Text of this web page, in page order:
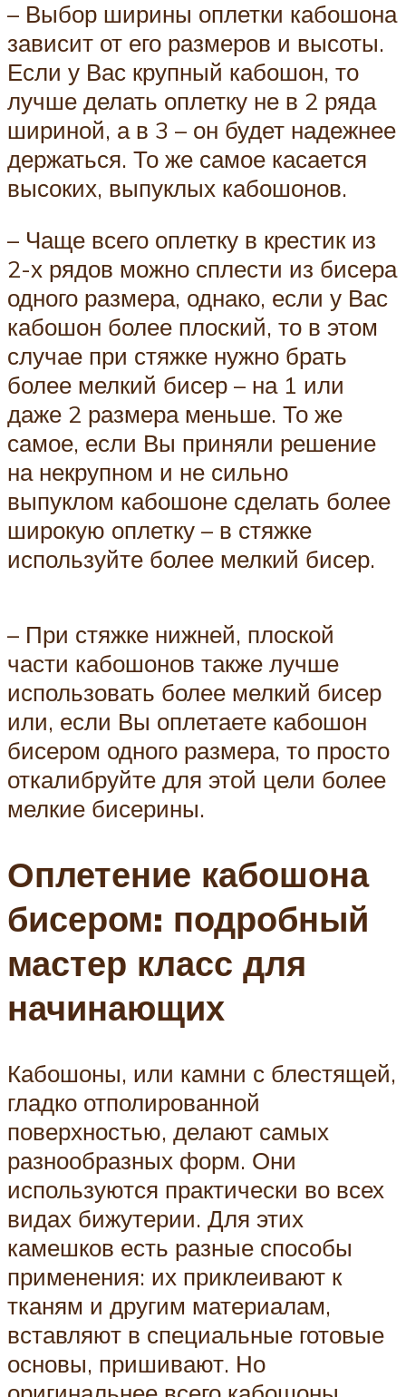
– Выбор ширины оплетки кабошона
зависит от его размеров и высоты.
Если у Вас крупный кабошон, то
лучше делать оплетку не в 2 ряда
шириной, а в 3 – он будет надежнее
держаться. То же самое касается
высоких, выпуклых кабошонов.
– Чаще всего оплетку в крестик из
2-х рядов можно сплести из бисера
одного размера, однако, если у Вас
кабошон более плоский, то в этом
случае при стяжке нужно брать
более мелкий бисер – на 1 или
даже 2 размера меньше. То же
самое, если Вы приняли решение
на некрупном и не сильно
выпуклом кабошоне сделать более
широкую оплетку – в стяжке
используйте более мелкий бисер.
– При стяжке нижней, плоской
части кабошонов также лучше
использовать более мелкий бисер
или, если Вы оплетаете кабошон
бисером одного размера, то просто
откалибруйте для этой цели более
мелкие бисерины.
Оплетение кабошона
бисером: подробный
мастер класс для
начинающих
Кабошоны, или камни с блестящей,
гладко отполированной
поверхностью, делают самых
разнообразных форм. Они
используются практически во всех
видах бижутерии. Для этих
камешков есть разные способы
применения: их приклеивают к
тканям и другим материалам,
вставляют в специальные готовые
основы, пришивают. Но